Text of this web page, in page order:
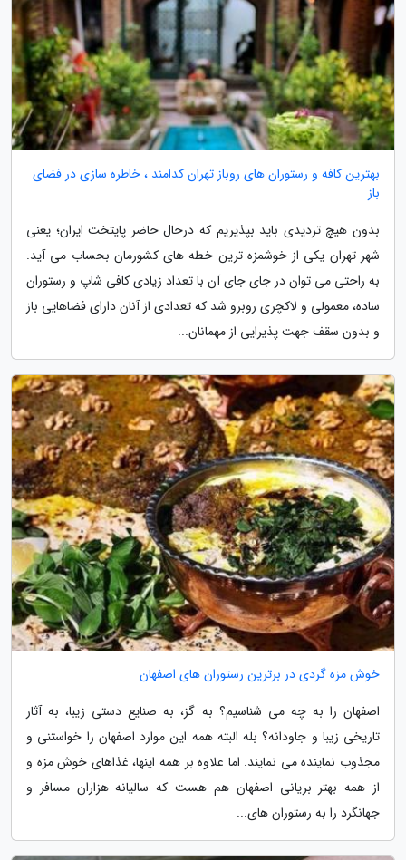
بهترین کافه و رستوران های روباز تهران کدامند ، خاطره سازی در فضای
باز
بدون هیچ تردیدی باید بپذیریم که درحال حاضر پایتخت ایران؛ یعنی
شهر تهران یکی از خوشمزه ترین خطه های کشورمان بحساب می آید.
به راحتی می توان در جای جای آن با تعداد زیادی کافی شاپ و رستوران
ساده، معمولی و لاکچری روبرو شد که تعدادی از آنان دارای فضاهایی باز
و بدون سقف جهت پذیرایی از مهمانان...
خوش مزه گردی در برترین رستوران های اصفهان
اصفهان را به چه می شناسیم؟ به گز، به صنایع دستی زیبا، به آثار
تاریخی زیبا و جاودانه؟ بله البته همه این موارد اصفهان را خواستنی و
مجذوب نماینده می نمایند. اما علاوه بر همه اینها، غذاهای خوش مزه و
از همه بهتر بریانی اصفهان هم هست که سالیانه هزاران مسافر و
جهانگرد را به رستوران های...